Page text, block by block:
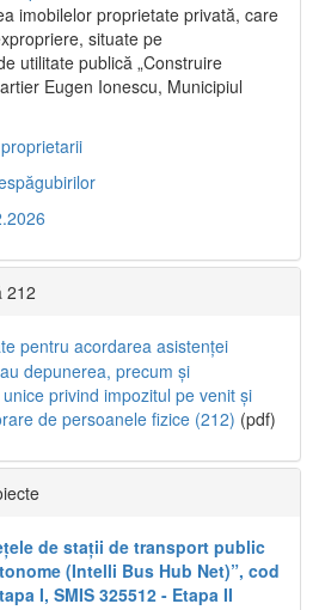
imobilelor proprietate privată, care
situate pe
utilitate publică „Construire
Eugen Ionescu, Municipiul
212
pentru acordarea asistenței
depunerea, precum și
privind impozitul pe venit și
de persoanele fizice (212) (pdf)
de stații de transport public
(Intelli Bus Hub Net)”, cod
I, SMIS 325512 - Etapa II